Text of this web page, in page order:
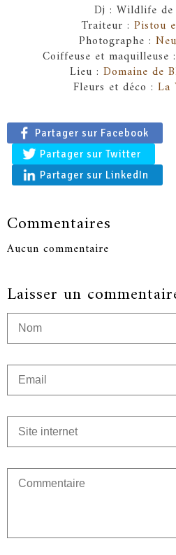
Dj : Wildlife de
Traiteur : Pistou
Photographe :
Coiffeuse et maquilleuse :
Lieu : Domaine de
Fleurs et déco : La
Partager sur Facebook
Partager sur Twitter
Partager sur LinkedIn
Commentaires
Aucun commentaire
Laisser un